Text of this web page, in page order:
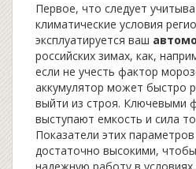
Первое, что следует
климатические условия
эксплуатируется ваш
российских зимах, как,
если не учесть фактор
аккумулятор может быстро
выйти из строя. Ключевыми
выступают емкость и сила
Показатели этих
достаточно высокими,